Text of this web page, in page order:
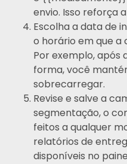
envio. Isso reforça
Escolha a data de
o horário em que a
Por exemplo, após
forma, você
sobrecarregar.
Revise e salve a
segmentação, o
feitos a qualquer
relatórios de
disponíveis no